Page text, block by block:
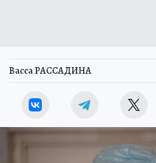
Васса РАССАДИНА